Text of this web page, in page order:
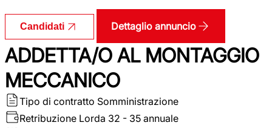
Candidati Dettaglio annuncio
ADDETTA/O AL MONTAGGIO
MECCANICO
Tipo di contratto Somministrazione
Retribuzione Lorda 32 - 35 annuale